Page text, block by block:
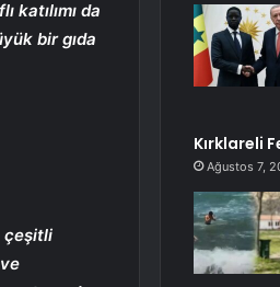
katılımı da
bir gıda
çeşitli
Kırklareli
Ağustos 7,